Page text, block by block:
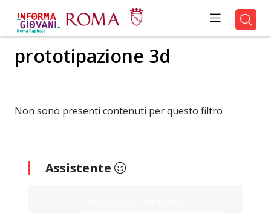
prototipazione 3d
Non sono presenti contenuti per questo filtro
Assistente